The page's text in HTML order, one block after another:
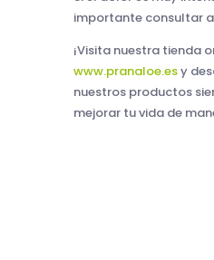
importante consultar
¡Visita nuestra tienda
www.pranaloe.esy
nuestros productos
mejorar tu vida de